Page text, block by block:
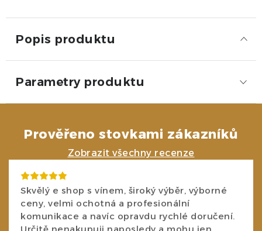
Popis produktu
Parametry produktu
Prověřeno stovkami zákazníků
Zobrazit všechny recenze
Skvělý e shop s vínem, široký výběr, výborné
ceny, velmi ochotná a profesionální
komunikace a navíc opravdu rychlé doručení.